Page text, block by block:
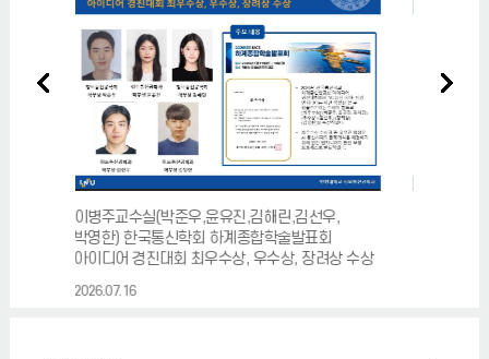
이병주교수실(박준우,윤유진,김해린,김선우,
박영한) 한국통신학회 하계종합학술발표회
아이디어 경진대회 최우수상, 우수상, 장려상 수상
2026.07.16
학부논문우수상 장려